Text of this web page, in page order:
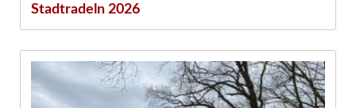
Stadtradeln 2026